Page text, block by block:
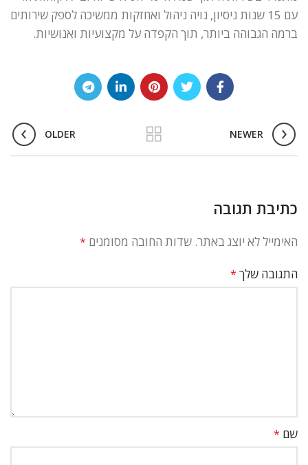
עם 15 שנות ניסיון, נויה ניהול ואחזקות ממשיכה לספק שירותים
ברמה הגבוהה ביותר, תוך הקפדה על מקצועיות ואנושיות.
NEWER
OLDER
כתיבת תגובה
האימייל לא יוצג באתר. שדות החובה מסומנים *
התגובה שלך *
שם *